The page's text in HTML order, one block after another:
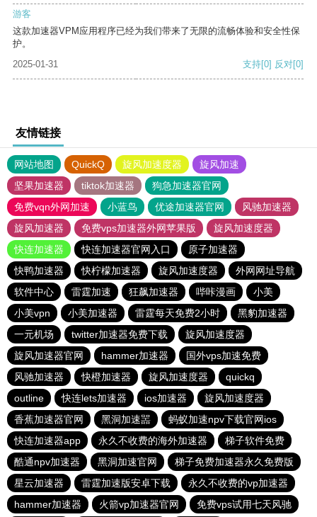
游客
这款加速器VPM应用程序已经为我们带来了无限的流畅体验和安全性保
护。
2025-01-31
支持[0] 反对[0]
友情链接
网站地图 QuickQ 旋风加速度器
旋风加速
坚果加速器
tiktok加速器
狗急加速器官网
免费vqn外网加速
小蓝鸟 优途加速器官网
风驰加速器
旋风加速器
免费vps加速器外网苹果版
旋风加速度器
快连加速器
快连加速器官网入口
原子加速器
快鸭加速器
快柠檬加速器 旋风加速度器
外网网址导航
软件中心
雷霆加速 狂飙加速器 哔咔漫画
小美
小美vpn
小美加速器 雷霆每天免费2小时
黑豹加速器
一元机场
twitter加速器免费下载
旋风加速度器
旋风加速器官网
hammer加速器
国外vps加速免费
风驰加速器
快橙加速器 旋风加速度器
quickq
outline
快连lets加速器 ios加速器
旋风加速度器
香蕉加速器官网
黑洞加速噐
蚂蚁加速npv下载官网ios
快连加速器app
永久不收费的海外加速器
梯子软件免费
酷通npv加速器
黑洞加速官网
梯子免费加速器永久免费版
星云加速器
雷霆加速版安卓下载
永久不收费的vp加速器
hammer加速器
火箭vp加速器官网 免费vps试用七天风驰